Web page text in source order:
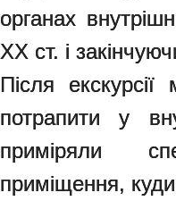
органах
ХХ ст. і
Після
потрапити у
приміряли
приміщення,